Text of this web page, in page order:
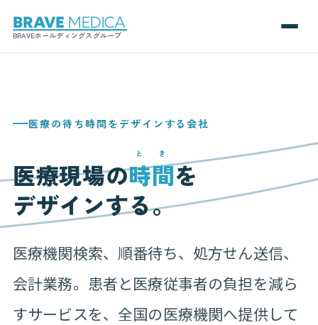
BRAVEホールディングスグループ
医療の待ち時間をデザインする会社
医療現場の時間
とき
を
デザインする。
医療機関検索、順番待ち、処方せん送信、
会計業務。患者と医療従事者の負担を減ら
すサービスを、全国の医療機関へ提供して